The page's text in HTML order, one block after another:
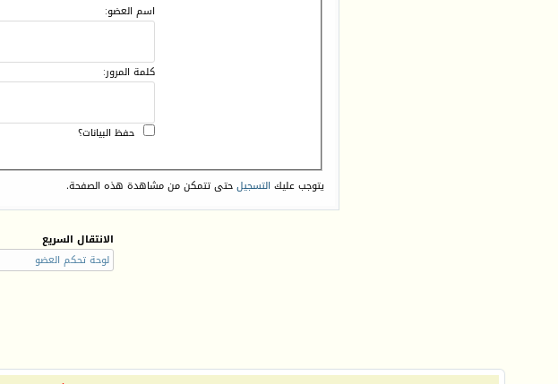
اسم العضو:
كلمة المرور:
حفظ البيانات؟
يتوجب عليك التسجيلحتى تتمكن من مشاهدة هذه الصفحة.
الانتقال السريع